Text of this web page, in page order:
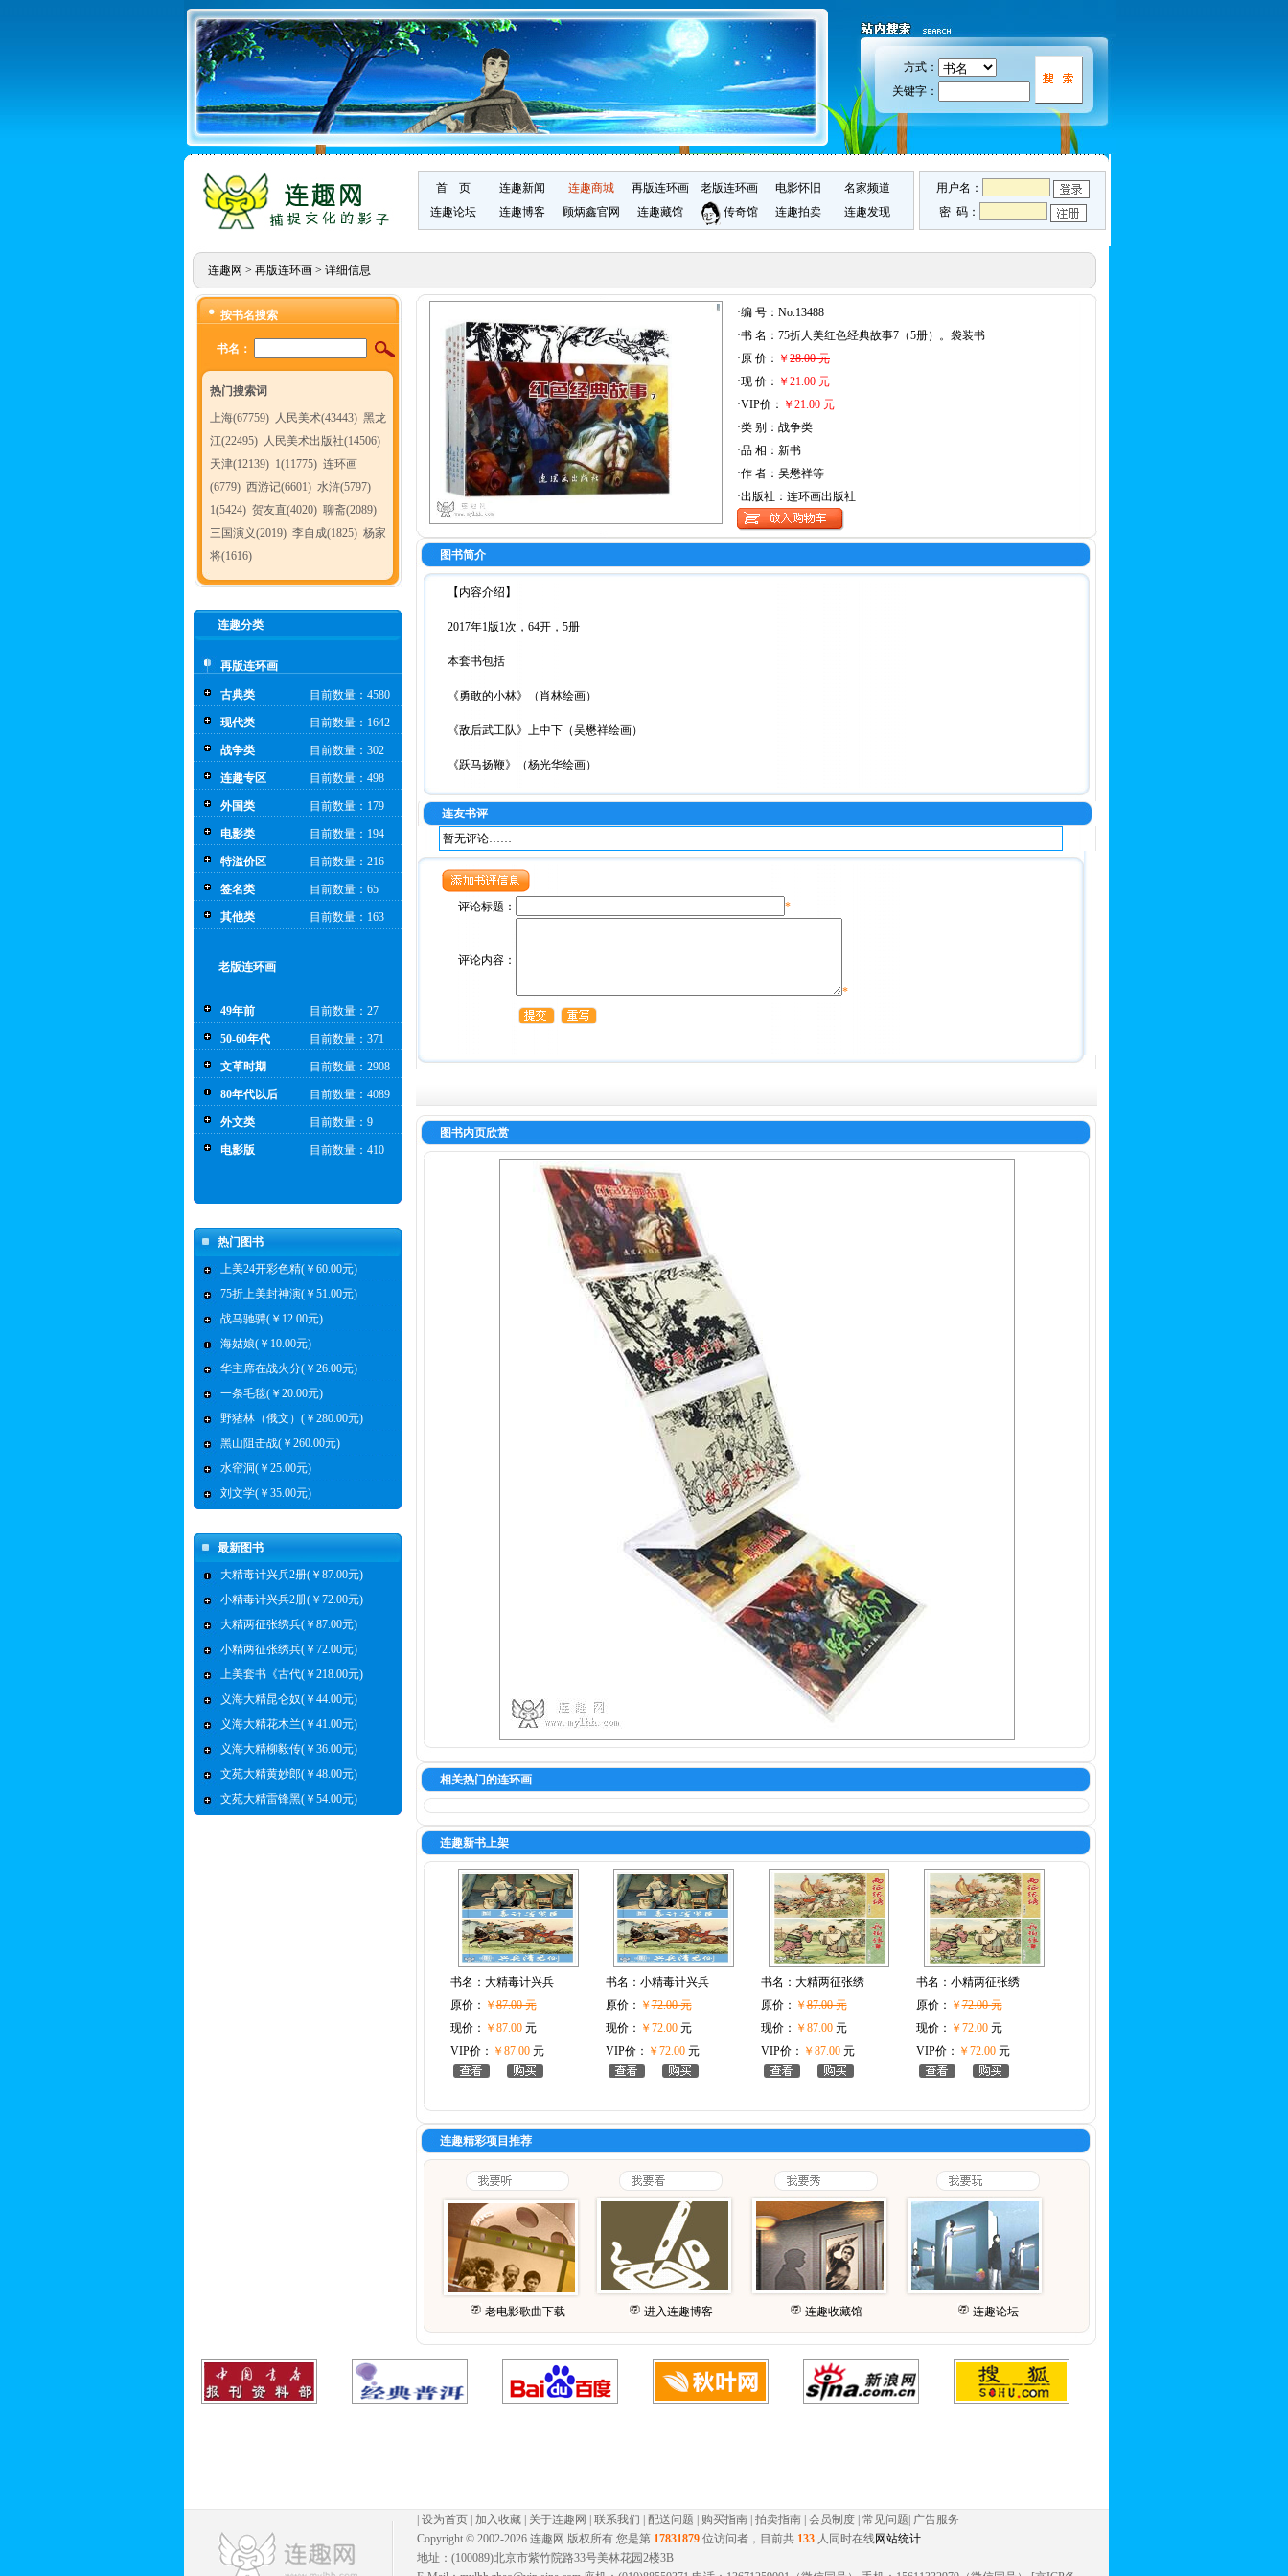
方式：
关键字：
首 页 连趣新闻 连趣商城 再版连环画 老版连环画 电影怀旧
名家频道
连趣论坛
连趣博客 顾炳鑫官网 连趣藏馆 传奇馆 连趣拍卖 连趣发现
用户名：
密 码：
连趣网 > 再版连环画> 详细信息
按书名搜索
书名：
热门搜索词
上海(67759) 人民美术(43443) 黑龙
江(22495) 人民美术出版社(14506)
天津(12139) 1(11775) 连环画
(6779) 西游记(6601) 水浒(5797)
1(5424) 贺友直(4020) 聊斋(2089)
三国演义(2019) 李自成(1825) 杨家
将(1616)
连趣分类
再版连环画
古典类 目前数量：4580
现代类 目前数量：1642
战争类 目前数量：302
连趣专区 目前数量：498
外国类 目前数量：179
电影类 目前数量：194
特溢价区 目前数量：216
签名类 目前数量：65
其他类 目前数量：163
老版连环画
49年前 目前数量：27
50-60年代 目前数量：371
文革时期 目前数量：2908
80年代以后 目前数量：4089
外文类 目前数量：9
电影版 目前数量：410
热门图书
上美24开彩色精(￥60.00元)
75折上美封神演(￥51.00元)
战马驰骋(￥12.00元)
海姑娘(￥10.00元)
华主席在战火分(￥26.00元)
一条毛毯(￥20.00元)
野猪林（俄文）(￥280.00元)
黑山阻击战(￥260.00元)
水帘洞(￥25.00元)
刘文学(￥35.00元)
最新图书
大精毒计兴兵2册(￥87.00元)
小精毒计兴兵2册(￥72.00元)
大精两征张绣兵(￥87.00元)
小精两征张绣兵(￥72.00元)
上美套书《古代(￥218.00元)
义海大精昆仑奴(￥44.00元)
义海大精花木兰(￥41.00元)
义海大精柳毅传(￥36.00元)
文苑大精黄妙郎(￥48.00元)
文苑大精雷锋黑(￥54.00元)
·编 号：No.13488
·书 名：75折人美红色经典故事7（5册）。袋装书
·原 价： ￥ 28.00 元
·现 价： ￥21.00 元
·VIP价： ￥21.00 元
·类 别：战争类
·品 相：新书
·作 者：吴懋祥等
·出版社：连环画出版社
图书简介
【内容介绍】
2017年1版1次，64开，5册
本套书包括
《勇敢的小林》（肖林绘画）
《敌后武工队》上中下（吴懋祥绘画）
《跃马扬鞭》（杨光华绘画）
连友书评
暂无评论……
评论标题： *
评论内容：
*
图书内页欣赏
相关热门的连环画
连趣新书上架
书名： 大精毒计兴兵
原价： ￥87.00 元
现价： ￥87.00元
VIP价： ￥87.00元
书名： 小精毒计兴兵
原价： ￥72.00 元
现价： ￥72.00元
VIP价： ￥72.00元
书名： 大精两征张绣
原价： ￥87.00 元
现价： ￥87.00元
VIP价： ￥87.00元
书名： 小精两征张绣
原价： ￥72.00 元
现价： ￥72.00元
VIP价： ￥72.00元
连趣精彩项目推荐
老电影歌曲下载 进入连趣博客 连趣收藏馆 连趣论坛
设为首页 加入收藏 关于连趣网 联系我们 配送问题 购买指南 拍卖指南 会员制度 常见问题 广告服务
Copyright © 2002-2026 连趣网 版权所有 您是第 17831879 位访问者，目前共 133 人同时在线网站统计
地址：(100089)北京市紫竹院路33号美林花园2楼3B